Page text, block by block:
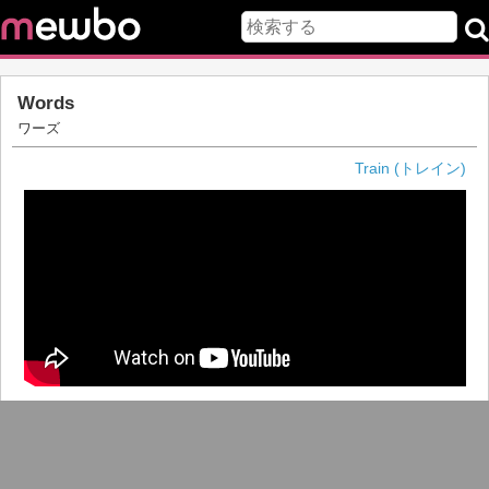
Words
ワーズ
Train (トレイン)